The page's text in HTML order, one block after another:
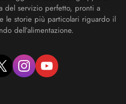
del servizio perfetto, pronti a
le storie più particolari riguardo il
dell’alimentazione.
twitter instagramyoutube